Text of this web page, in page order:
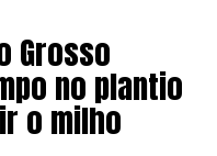
Grosso
no plantio
o milho